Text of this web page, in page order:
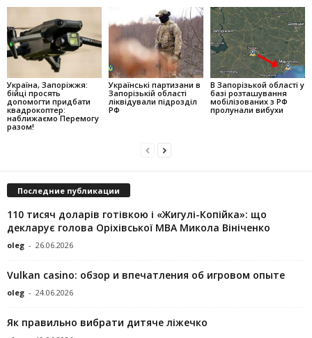
Україна, Запоріжжя:
бійці просять
допомогти придбати
квадрокоптер:
наближаємо Перемогу
разом!
Українські партизани в
Запорізькій області
ліквідували підрозділ
РФ
В Запорізькой області у
базі розташування
мобілізованих з РФ
пролунали вибухи
Последние публикации
110 тисяч доларів готівкою і «Жигулі-Копійка»: що
декларує голова Оріхівської МВА Микола Вініченко
oleg - 26.06.2026
Vulkan casino: обзор и впечатления об игровом опыте
oleg - 24.06.2026
Як правильно вибрати дитяче ліжечко